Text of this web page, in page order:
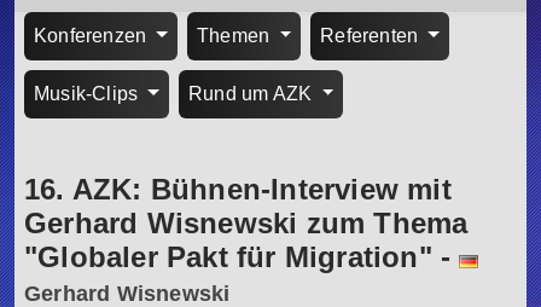
Konferenzen Themen Referenten
Musik-Clips Rund um AZK
16. AZK: Bühnen-Interview mit
Gerhard Wisnewski zum Thema
"Globaler Pakt für Migration" -
Gerhard Wisnewski